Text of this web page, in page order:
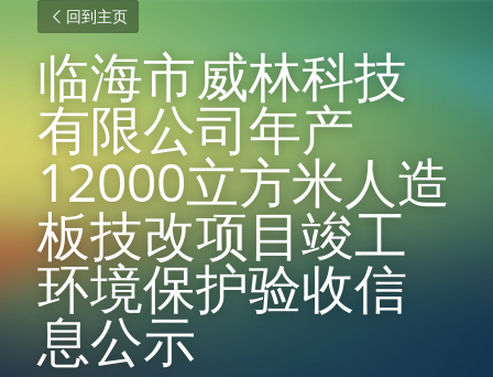
回到主页
临海市威林科技
有限公司年产
12000立方米人造
板技改项目竣工
环境保护验收信
息公示